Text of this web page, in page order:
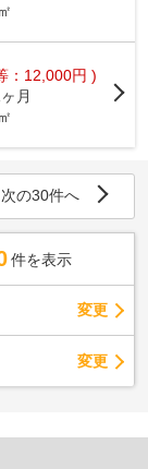
：12,000円 )
月
次の30件へ
件を表示
変更
変更